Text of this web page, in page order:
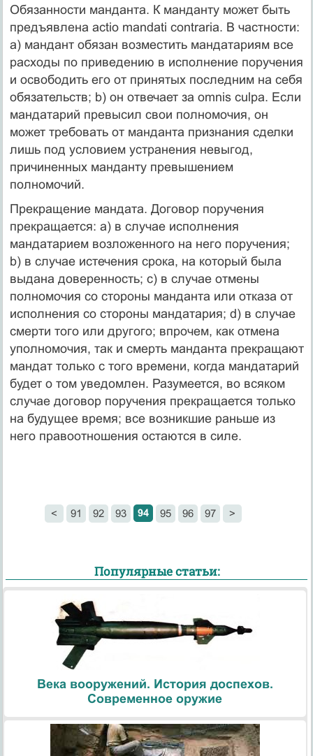
Обязанности манданта. К манданту может быть
предъявлена actio mandati contraria. В частности:
а) мандант обязан возместить мандатариям все
расходы по приведению в исполнение поручения
и освободить его от принятых последним на себя
обязательств; b) он отвечает за omnis culpa. Если
мандатарий превысил свои полномочия, он
может требовать от манданта признания сделки
лишь под условием устранения невыгод,
причиненных манданту превышением
полномочий.
Прекращение мандата. Договор поручения
прекращается: а) в случае исполнения
мандатарием возложенного на него поручения;
b) в случае истечения срока, на который была
выдана доверенность; с) в случае отмены
полномочия со стороны манданта или отказа от
исполнения со стороны мандатария; d) в случае
смерти того или другого; впрочем, как отмена
уполномочия, так и смерть манданта прекращают
мандат только с того времени, когда мандатарий
будет о том уведомлен. Разумеется, во всяком
случае договор поручения прекращается только
на будущее время; все возникшие раньше из
него правоотношения остаются в силе.
< 91 92 93 94 95 96 97 >
Популярные статьи:
Века вооружений. История доспехов.
Современное оружие